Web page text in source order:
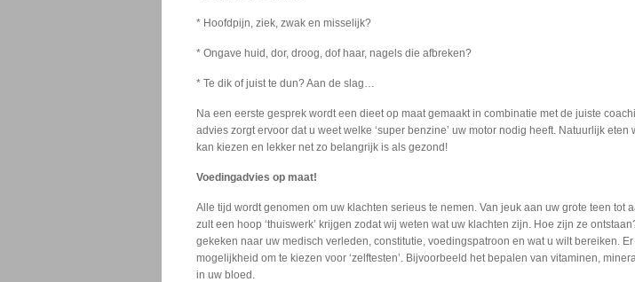
* Hoofdpijn, ziek, zwak en misselijk?
* Ongave huid, dor, droog, dof haar, nagels die afbreken?
* Te dik of juist te dun? Aan de slag…
Na een eerste gesprek wordt een dieet op maat gemaakt in combinatie met de juiste
advies zorgt ervoor dat u weet welke ‘super benzine’ uw motor nodig heeft. Natuurlijk eten
kan kiezen en lekker net zo belangrijk is als gezond!
Voedingadvies op maat!
Alle tijd wordt genomen om uw klachten serieus te nemen. Van jeuk aan uw grote teen tot
zult een hoop ‘thuiswerk’ krijgen zodat wij weten wat uw klachten zijn. Hoe zijn ze
gekeken naar uw medisch verleden, constitutie, voedingspatroon en wat u wilt bereiken. Er
mogelijkheid om te kiezen voor ‘zelftesten’. Bijvoorbeeld het bepalen van vitaminen,
in uw bloed.